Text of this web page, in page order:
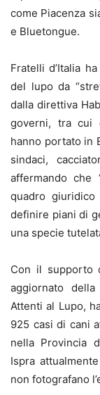
come Piacenza
e Bluetongue.
Fratelli d’Italia
del lupo da
dalla direttiva
governi, tra cui
hanno portato in
sindaci,
affermando che
quadro
definire piani di
una specie
Con il supporto
aggiornato
Attenti al Lupo,
925 casi di cani
nella Provincia
Ispra
non fotografano